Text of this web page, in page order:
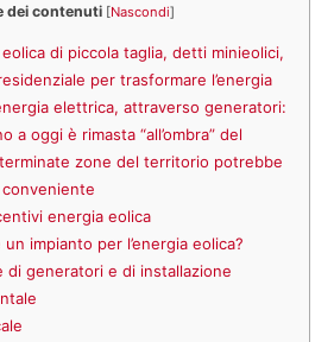
dei contenuti [Nascondi]
di piccola taglia, detti minieolici,
per trasformare l’energia
elettrica, attraverso generatori:
a oggi è rimasta “all’ombra” del
zone del territorio potrebbe
energia eolica
impianto per l’energia eolica?
di generatori e di installazione